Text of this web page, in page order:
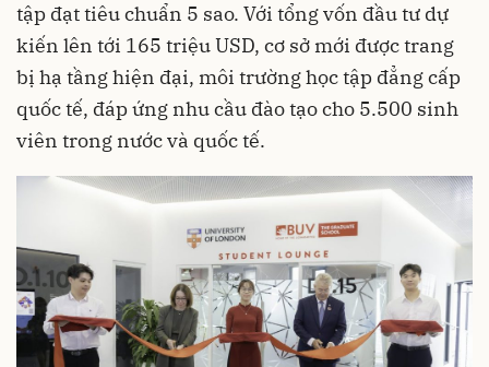
tập đạt tiêu chuẩn 5 sao. Với tổng vốn đầu tư dự
kiến lên tới 165 triệu USD, cơ sở mới được trang
bị hạ tầng hiện đại, môi trường học tập đẳng cấp
quốc tế, đáp ứng nhu cầu đào tạo cho 5.500 sinh
viên trong nước và quốc tế.